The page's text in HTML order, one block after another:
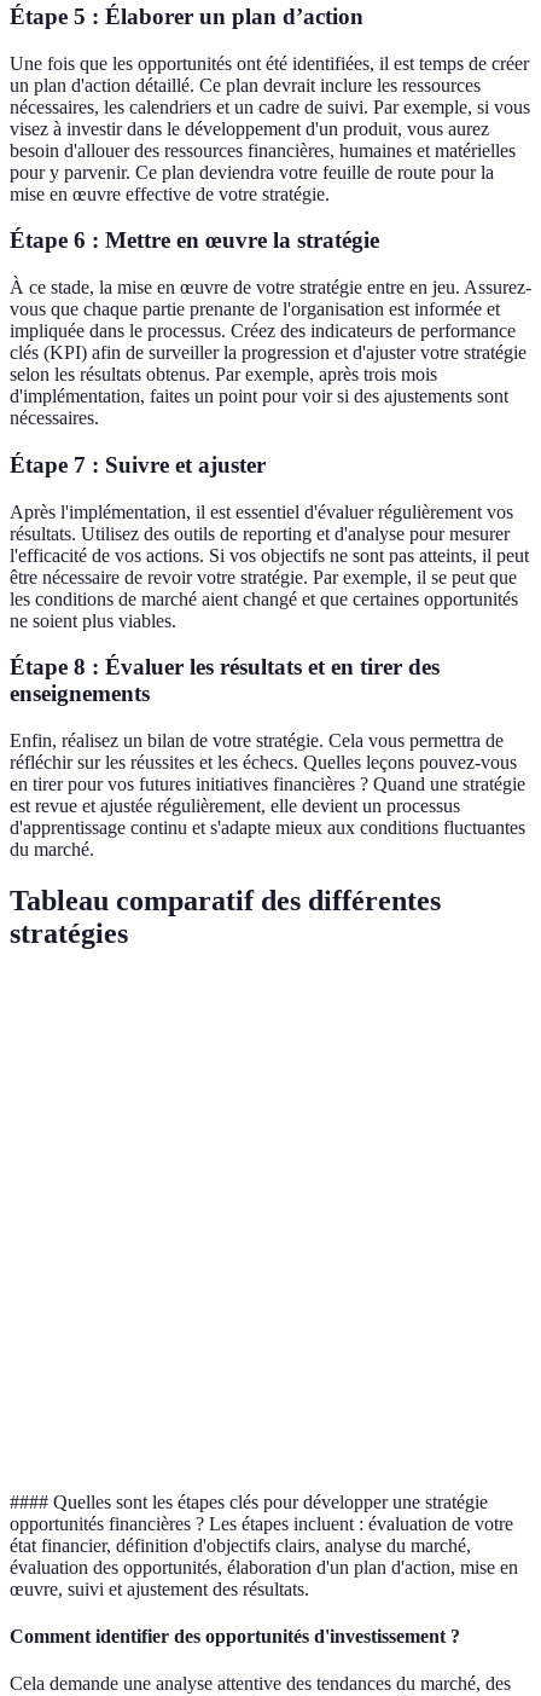
Étape 5 : Élaborer un plan d’action
Une fois que les opportunités ont été identifiées, il est temps de créer
un plan d'action détaillé. Ce plan devrait inclure les ressources
nécessaires, les calendriers et un cadre de suivi. Par exemple, si vous
visez à investir dans le développement d'un produit, vous aurez
besoin d'allouer des ressources financières, humaines et matérielles
pour y parvenir. Ce plan deviendra votre feuille de route pour la
mise en œuvre effective de votre stratégie.
Étape 6 : Mettre en œuvre la stratégie
À ce stade, la mise en œuvre de votre stratégie entre en jeu. Assurez-
vous que chaque partie prenante de l'organisation est informée et
impliquée dans le processus. Créez des indicateurs de performance
clés (KPI) afin de surveiller la progression et d'ajuster votre stratégie
selon les résultats obtenus. Par exemple, après trois mois
d'implémentation, faites un point pour voir si des ajustements sont
nécessaires.
Étape 7 : Suivre et ajuster
Après l'implémentation, il est essentiel d'évaluer régulièrement vos
résultats. Utilisez des outils de reporting et d'analyse pour mesurer
l'efficacité de vos actions. Si vos objectifs ne sont pas atteints, il peut
être nécessaire de revoir votre stratégie. Par exemple, il se peut que
les conditions de marché aient changé et que certaines opportunités
ne soient plus viables.
Étape 8 : Évaluer les résultats et en tirer des
enseignements
Enfin, réalisez un bilan de votre stratégie. Cela vous permettra de
réfléchir sur les réussites et les échecs. Quelles leçons pouvez-vous
en tirer pour vos futures initiatives financières ? Quand une stratégie
est revue et ajustée régulièrement, elle devient un processus
d'apprentissage continu et s'adapte mieux aux conditions fluctuantes
du marché.
Tableau comparatif des différentes
stratégies
#### Quelles sont les étapes clés pour développer une stratégie
opportunités financières ? Les étapes incluent : évaluation de votre
état financier, définition d'objectifs clairs, analyse du marché,
évaluation des opportunités, élaboration d'un plan d'action, mise en
œuvre, suivi et ajustement des résultats.
Comment identifier des opportunités d'investissement ?
Cela demande une analyse attentive des tendances du marché, des